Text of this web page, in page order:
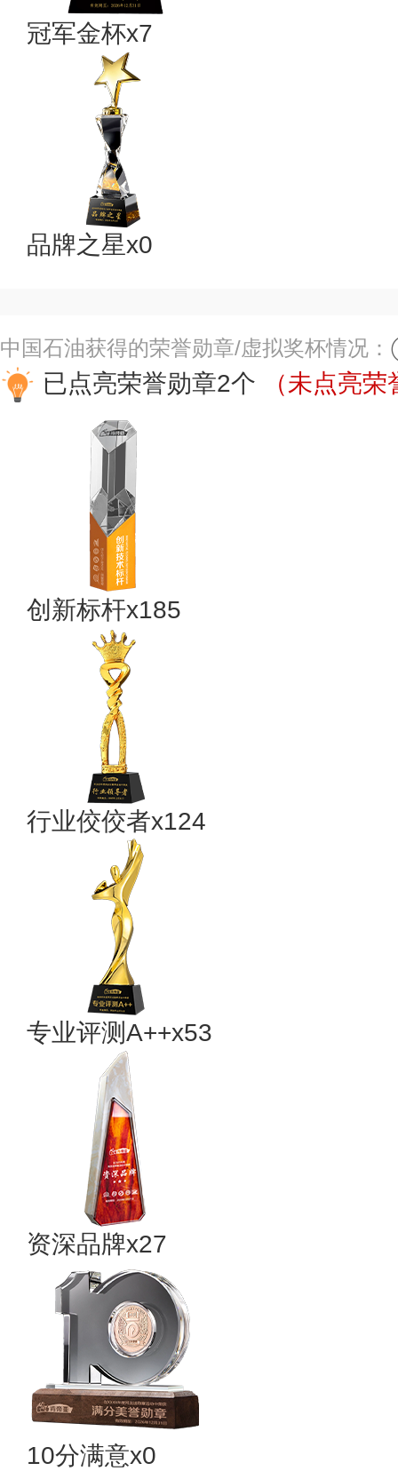
冠军金杯x7
品牌之星x0
中国石油获得的荣誉勋章/虚拟奖杯情况：
已点亮荣誉勋章2个 （未点亮
创新标杆x185
行业佼佼者x124
专业​评测A++x53
资深品牌x27
10分满意x0